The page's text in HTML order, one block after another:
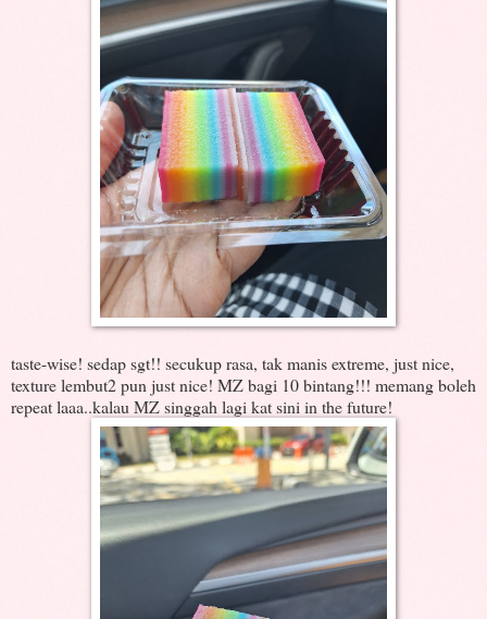
taste-wise! sedap sgt!! secukup rasa, tak manis extreme, just nice,
texture lembut2 pun just nice! MZ bagi 10 bintang!!! memang boleh
repeat laaa..kalau MZ singgah lagi kat sini in the future!